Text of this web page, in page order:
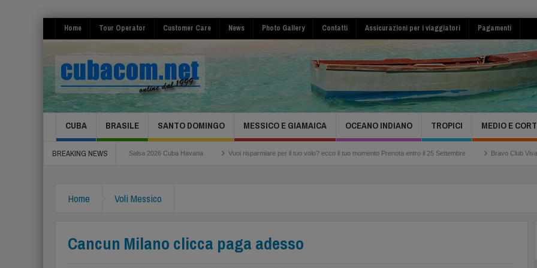
Home Tour Operator Customer Care News Photo Gallery Contatti Assicurazioni per i viaggiatori Pagamenti
CUBA BRASILE SANTO DOMINGO MESSICO E GIAMAICA OCEANO INDIANO TROPICI MEDIO E
BREAKING NEWS
Festival de la Salsa 2026 Cuba Havana Vuoi risparmiare per il tuo volo? ecco il tuo momento Prenota entro il 25 Settembre Bravo Club Viva Miches
Home Voli Messico
Cancun Milano clicca paga adesso